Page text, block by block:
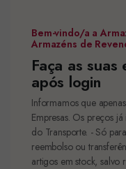
Bem-vindo/a a
Armazéns de
Faça as suas
após login
Informamos que
Empresas. Os preços
do Transporte. - Só
reembolso ou
artigos em stock, salvo